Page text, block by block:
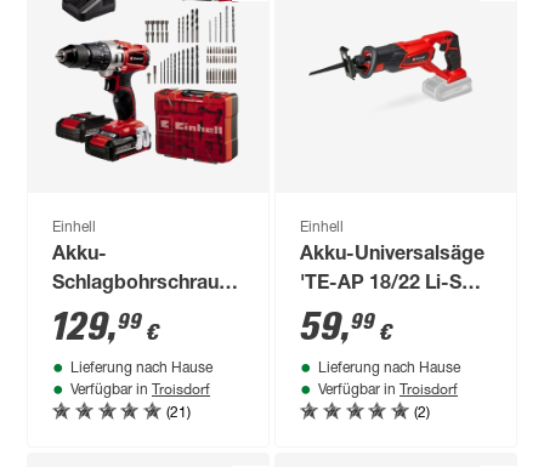
Einhell
Akku-
Schlagbohrschrauber
'TE-CD 18/2 Li-i +64'
mit Akku und
Ladegerät
129,99 €
Lieferung nach Hause
Verfügbar in Troisdorf
(21)
Einhell
Akku-Universalsäge
'TE-AP 18/22 Li-Solo
' ohne Akku und
Ladegerät
59,99 €
Lieferung nach Hause
Verfügbar in Troisdorf
(2)